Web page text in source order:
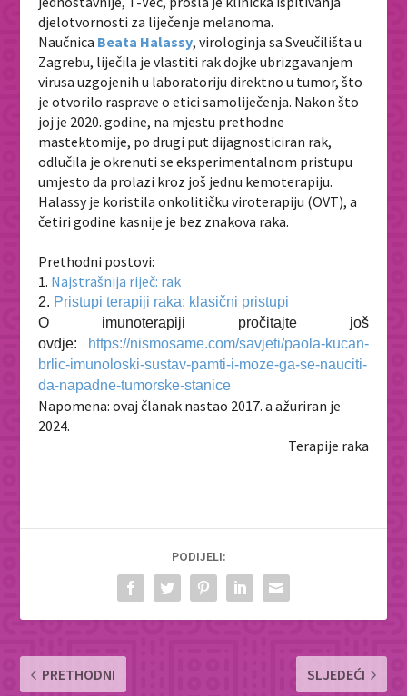
djelotvornosti za liječenje melanoma.
Naučnica Beata Halassy, virologinja sa Sveučilišta u
Zagrebu, liječila je vlastiti rak dojke ubrizgavanjem
virusa uzgojenih u laboratoriju direktno u tumor, što
je otvorilo rasprave o etici samoliječenja. Nakon što
joj je 2020. godine, na mjestu prethodne
mastektomije, po drugi put dijagnosticiran rak,
odlučila je okrenuti se eksperimentalnom pristupu
umjesto da prolazi kroz još jednu kemoterapiju.
Halassy je koristila onkolitičku viroterapiju (OVT), a
četiri godine kasnije je bez znakova raka.
Prethodni postovi:
1. Najstrašnija riječ: rak
2. Pristupi terapiji raka: klasični pristupi
O imunoterapiji pročitajte još
ovdje:
https://nismosame.com/savjeti/paola-kucan-
brlic-imunoloski-sustav-pamti-i-moze-ga-se-nauciti-
da-napadne-tumorske-stanice
Napomena: ovaj članak nastao 2017. a ažuriran je
2024.
Terapije raka
PODIJELI:
PRETHODNI SLJEDEĆI